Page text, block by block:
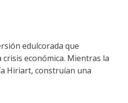
edulcorada que
económica. Mientras la
Hiriart, construían una